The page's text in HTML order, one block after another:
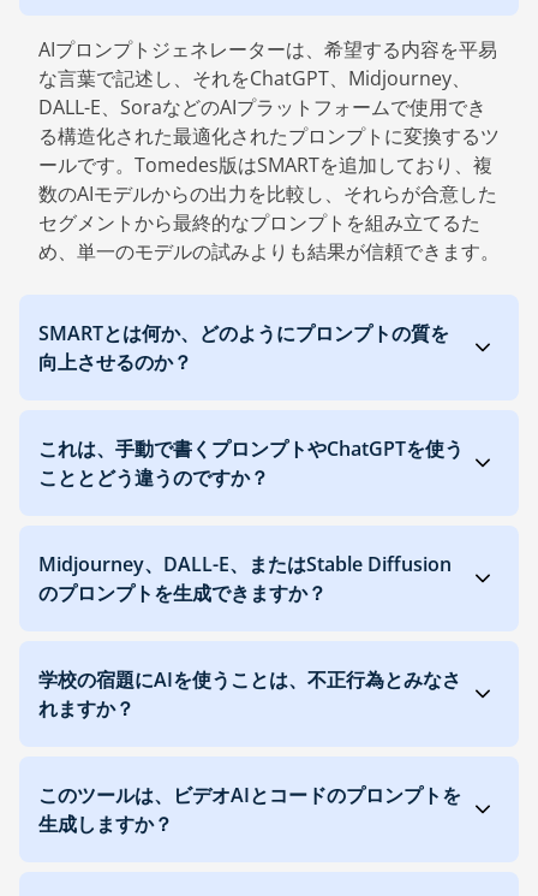
AIプロンプトジェネレーターは、希望する内容を平易
な言葉で記述し、それをChatGPT、Midjourney、
DALL-E、SoraなどのAIプラットフォームで使用でき
る構造化された最適化されたプロンプトに変換するツ
ールです。Tomedes版はSMARTを追加しており、複
数のAIモデルからの出力を比較し、それらが合意した
セグメントから最終的なプロンプトを組み立てるた
め、単一のモデルの試みよりも結果が信頼できます。
SMARTとは何か、どのようにプロンプトの質を
向上させるのか？
これは、手動で書くプロンプトやChatGPTを使う
こととどう違うのですか？
Midjourney、DALL-E、またはStable Diffusion
のプロンプトを生成できますか？
学校の宿題にAIを使うことは、不正行為とみなさ
れますか？
このツールは、ビデオAIとコードのプロンプトを
生成しますか？